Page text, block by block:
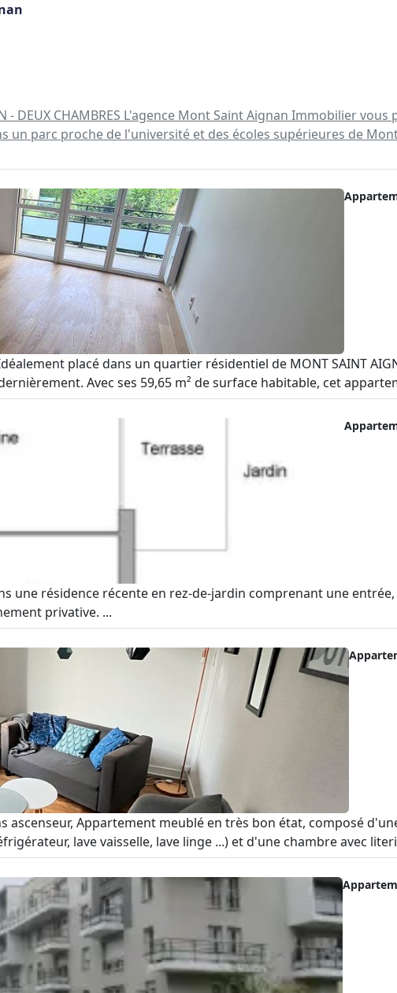
- DEUX CHAMBRES L'agence Mont Saint Aignan Immobilier
un parc proche de l'université et des écoles supérieures de
placé dans un quartier résidentiel de MONT SAINT
Avec ses 59,65 m² de surface habitable, cet
une résidence récente en rez-de-jardin comprenant une
privative. ...
ascenseur, Appartement meublé en très bon état, composé
lave vaisselle, lave linge ...) et d'une chambre avec